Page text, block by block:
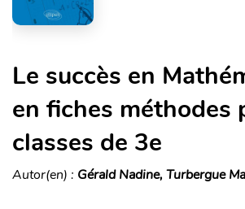
Le succès en
en fiches méthodes
classes de 3e
Autor(en) : Gérald Nadine, Turbergue